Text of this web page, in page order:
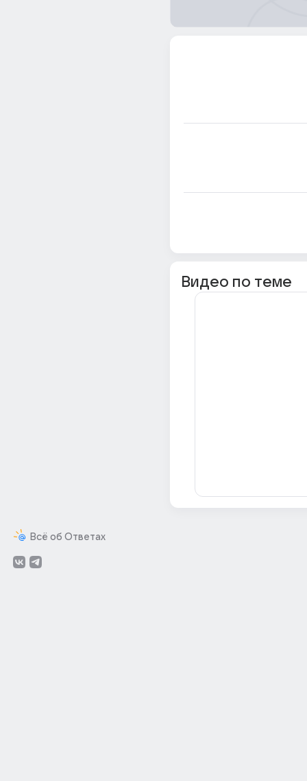
Всё об Ответах
Видео по теме